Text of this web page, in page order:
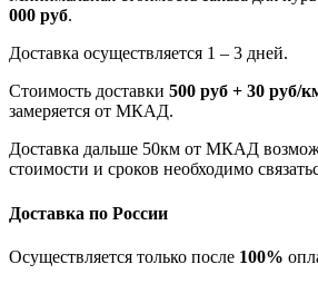
000 руб.
Доставка осуществляется 1 – 3 дней.
Стоимость доставки 500 руб + 30 руб/
замеряется от МКАД.
Доставка дальше 50км от МКАД
стоимости и сроков необходимо
Доставка по России
Осуществляется только после 100%